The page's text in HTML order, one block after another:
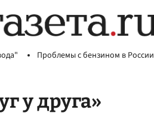
Проблемы с бензином в России
у друга»